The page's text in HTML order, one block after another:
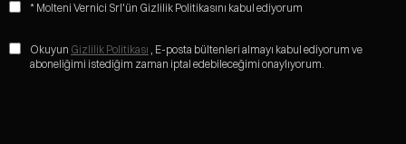
* Molteni Vernici Srl'ün Gizlilik Politikasını kabul ediyorum
Okuyun Gizlilik Politikası , E-posta bültenleri almayı kabul ediyorum ve
aboneliğimi istediğim zaman iptal edebileceğimi onaylıyorum.